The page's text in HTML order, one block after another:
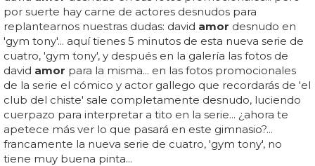
por suerte hay carne de actores desnudos para
replantearnos nuestras dudas: david amor desnudo en
'gym tony'... aquí tienes 5 minutos de esta nueva serie de
cuatro, 'gym tony', y después en la galería las fotos de
david amor para la misma... en las fotos promocionales
de la serie el cómico y actor gallego que recordarás de 'el
club del chiste' sale completamente desnudo, luciendo
cuerpazo para interpretar a tito en la serie... ¿ahora te
apetece más ver lo que pasará en este gimnasio?...
francamente la nueva serie de cuatro, 'gym tony', no
tiene muy buena pinta...